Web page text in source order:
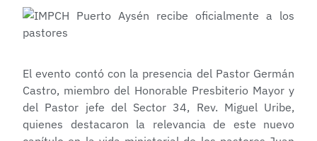
El evento contó con la presencia del Pastor Germán
Castro, miembro del Honorable Presbiterio Mayor y
del Pastor jefe del Sector 34, Rev. Miguel Uribe,
quienes destacaron la relevancia de este nuevo